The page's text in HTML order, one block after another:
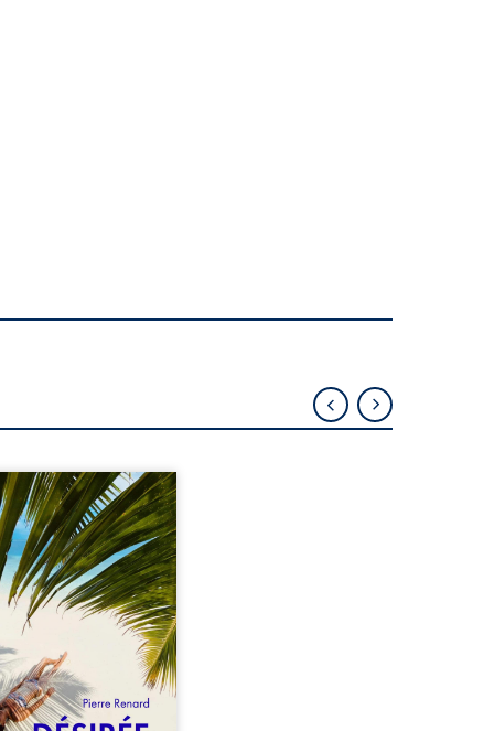
Pierre, jeune retraité,
qu’il est devenu une
femme métissée de
ans. À peine a-t-il
à apprivoiser ce
corps qu’Ange surgit
sa vie et fait vaciller
ses certitudes. Entre
est immédiate,
jusqu’à ce qu’un
familial fasse planer
: et s’ils étaient
demi-frère et ...